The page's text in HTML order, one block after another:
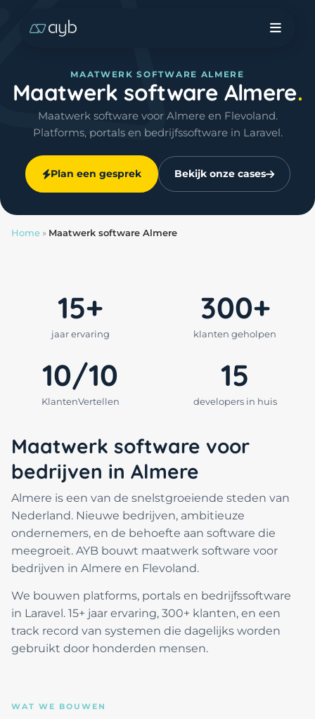
MAATWERK SOFTWARE ALMERE
Maatwerk software Almere
Maatwerk software voor Almere en Flevoland.
Platforms, portals en bedrijfssoftware in Laravel.
Plan een gesprek Bekijk onze cases
Home » Maatwerk software Almere
15+
jaar ervaring
300+
klanten geholpen
10/10
KlantenVertellen
15
developers in huis
Maatwerk software voor
bedrijven in Almere
Almere is een van de snelstgroeiende steden van
Nederland. Nieuwe bedrijven, ambitieuze
ondernemers, en de behoefte aan software die
meegroeit. AYB bouwt maatwerk software voor
bedrijven in Almere en Flevoland.
We bouwen platforms, portals en bedrijfssoftware
in Laravel. 15+ jaar ervaring, 300+ klanten, en een
track record van systemen die dagelijks worden
gebruikt door honderden mensen.
WAT WE BOUWEN